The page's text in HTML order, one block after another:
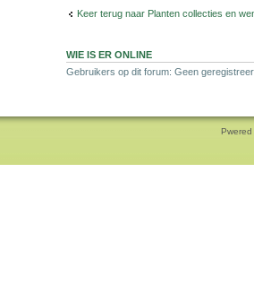
Keer terug naar Planten collecties en
WIE IS ER ONLINE
Gebruikers op dit forum: Geen